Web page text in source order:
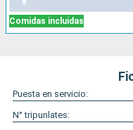
Comidas incluidas
Puesta en servicio:
N° tripunlates: